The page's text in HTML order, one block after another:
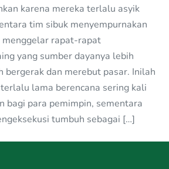
karena mereka terlalu asyik
tim sibuk menyempurnakan
menggelar rapat-rapat
yang sumber dayanya lebih
bergerak dan merebut pasar. Inilah
lama berencana sering kali
bagi para pemimpin, sementara
tumbuh sebagai […]